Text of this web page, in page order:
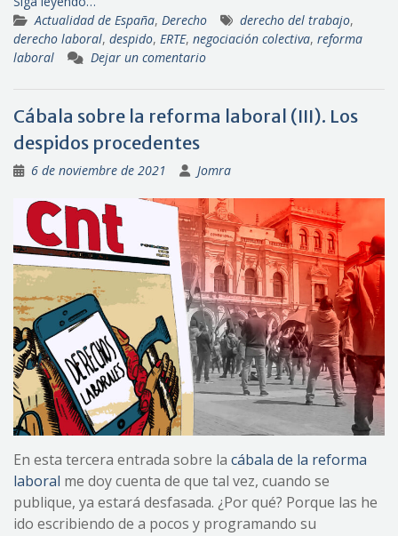
Actualidad de España, Derecho derecho del trabajo,
derecho laboral, despido, ERTE, negociación colectiva, reforma
laboral
Dejar un comentario
Cábala sobre la reforma laboral (III). Los
despidos procedentes
6 de noviembre de 2021 Jomra
En esta tercera entrada sobre la cábala de la reforma
laboral me doy cuenta de que tal vez, cuando se
publique, ya estará desfasada. ¿Por qué? Porque las he
ido escribiendo de a pocos y programando su